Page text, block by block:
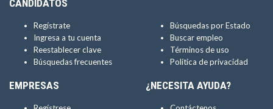
CANDIDATOS
Regístrate
Ingresa a tu cuenta
Reestablecer clave
Búsquedas frecuentes
Búsquedas por Estado
Buscar empleo
Términos de uso
Política de privacidad
EMPRESAS ¿NECESITA AYUDA?